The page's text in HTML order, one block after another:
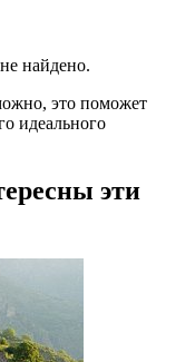
найдено.
это поможет
идеального
эти